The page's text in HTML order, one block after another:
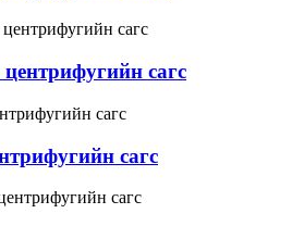
сагс
сагс